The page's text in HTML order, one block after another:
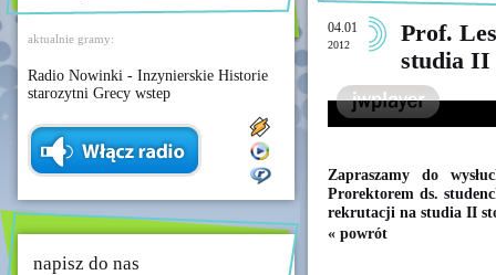
aktualnie gramy:
Radio Nowinki - Inzynierskie Historie
starozytni Grecy wstep
napisz do nas
04.01
2012
Prof.
studia II
Zapraszamy do
Prorektorem ds.
rekrutacji na studia II
« powrót